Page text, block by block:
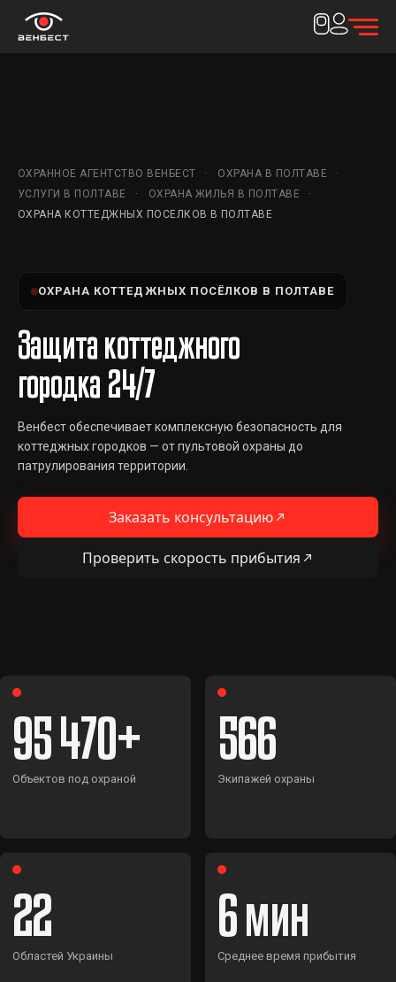
ОХРАННОЕ АГЕНТСТВО ВЕНБЕСТ
ОХРАНА В ПОЛТАВЕ
УСЛУГИ В ПОЛТАВЕ
ОХРАНА ЖИЛЬЯ В ПОЛТАВЕ
ОХРАНА КОТТЕДЖНЫХ ПОСЕЛКОВ В ПОЛТАВЕ
ОХРАНА КОТТЕДЖНЫХ ПОСЁЛКОВ В ПОЛТАВЕ
Защита коттеджного
городка 24/7
Венбест обеспечивает комплексную безопасность для
коттеджных городков — от пультовой охраны до
патрулирования территории.
Заказать консультацию
Проверить скорость прибытия
95 470
Объектов под охраной
566
Экипажей охраны
22
Областей Украины
6
Среднее время прибытия